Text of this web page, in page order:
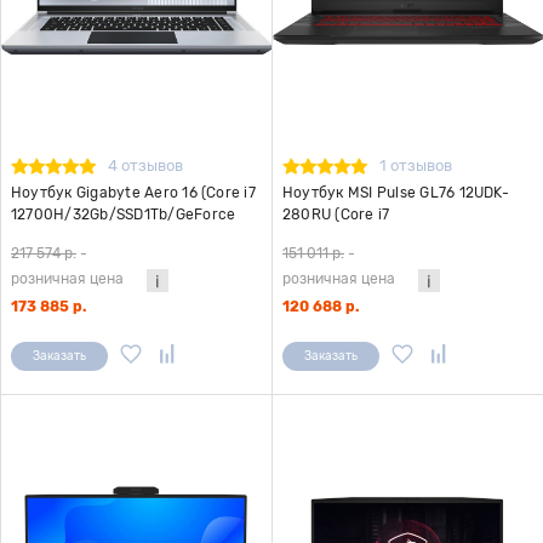
4 отзывов
Ноутбук Gigabyte Aero 16 (Core i7
12700H/32Gb/SSD1Tb/GeForce
Win11Pro) серый
217 574 р. -
розничная цена
173 885 р.
Заказать
1 отзывов
Ноутбук MSI Pulse GL76 12UDK-
280RU (Core i7
RTX 3050 Ti
4Gb/17.3"/1920x1080/Win11H)
серый
151 011 р. -
розничная цена
120 688 р.
Заказать